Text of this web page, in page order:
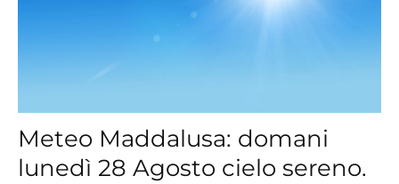
Meteo Maddalusa: domani
lunedì 28 Agosto cielo sereno.